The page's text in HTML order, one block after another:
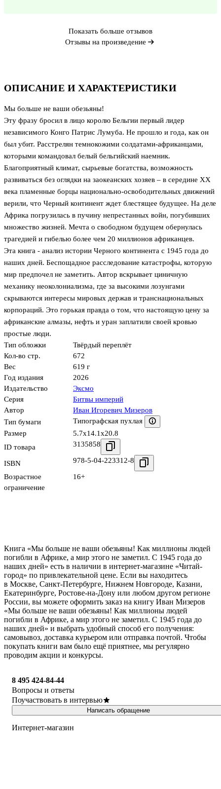
ОПИСАНИЕ И ХАРАКТЕРИСТИКИ
Мы больше не ваши обезьяны!
Эту фразу бросил в лицо королю Бельгии первый лидер
независимого Конго Патрис Лумуба. Не прошло и года, как он
был убит. Расстрелян темнокожими солдатами-африканцами,
которыми командовал белый бельгийский наемник.
Благоприятный климат, сырьевые богатства, возможность
развиваться без оглядки на заокеанских хозяев – в середине XX
века пламенные борцы национально-освободительных движений
верили, что Черный континент ждет блестящее будущее. На деле
Африка погрузилась в пучину непрестанных войн, погубивших
множество жизней. Мечта о свободном будущем обернулась
трагедией и гибелью более чем 20 миллионов африканцев.
Эта книга - анализ истории Черного континента с 1945 года до
наших дней. Беспощадное расследование катастрофы, которую
мир предпочел не заметить. Автор вскрывает циничную
механику неоколониализма, где за высокими лозунгами
скрываются интересы мировых держав и транснациональных
корпораций. Это горькая правда о том, что настоящую цену за
африканские алмазы, нефть и уран заплатили своей кровью
простые люди.
Тип обложки
Твёрдый переплёт
Кол-во стр.
672
Вес
619 г
Год издания
2026
Издательство
Эксмо
Серия
Битвы империй
Автор
Иван Игоревич Мизеров
Тип бумаги
Типографская пухлая
Размер
5.7x14.1x20.8
ID товара
3135858
ISBN 978-5-04-223312-8
Возрастное
ограничение
16+
Показать больше отзывов
Отзывы на произведение
Книга «Мы больше не ваши обезьяны! Как миллионы людей
погибли в Африке, а мир этого не заметил. С 1945 года до
наших дней» есть в наличии в интернет-магазине «Читай-
город» по привлекательной цене. Если вы находитесь
в Москве, Санкт-Петербурге, Нижнем Новгороде, Казани,
Екатеринбурге, Ростове-на-Дону или любом другом регионе
России, вы можете оформить заказ на книгу Иван Мизеров
«Мы больше не ваши обезьяны! Как миллионы людей
погибли в Африке, а мир этого не заметил. С 1945 года до
наших дней» и выбрать удобный способ его получения:
самовывоз, доставка курьером или отправка почтой. Чтобы
покупать книги вам было ещё приятнее, мы регулярно
проводим акции и конкурсы.
8 495 424-84-44
Вопросы и ответы
Поучаствовать в интервью
Написать обращение
Интернет-магазин